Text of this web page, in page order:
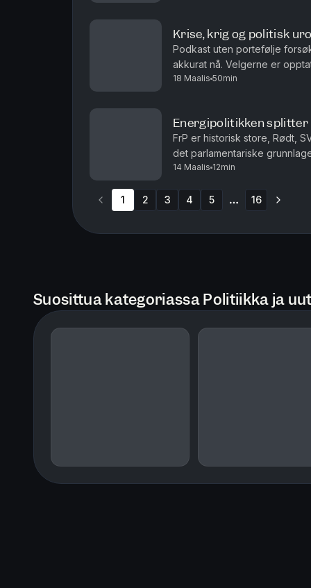
Krise, krig og politisk
Podkast uten portefølje
akkurat nå. Velgerne er opptatt av høy rente og ditto bensinpriser, mens
nyhetsbildet domineres av
18 Maalis 50min
Energipolitikken
FrP er historisk store, Rødt,
det parlamentariske
Arbeiderpartiet og Høyre,
14 Maalis 12min
1 2 3 4 5 16
Suosittua kategoriassa Politiikka ja